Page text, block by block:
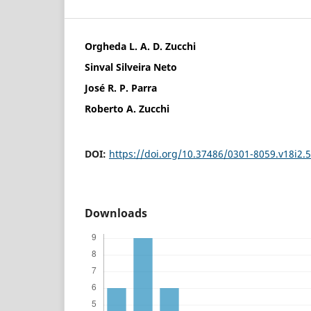
Orgheda L. A. D. Zucchi
Sinval Silveira Neto
José R. P. Parra
Roberto A. Zucchi
DOI: https://doi.org/10.37486/0301-
Downloads